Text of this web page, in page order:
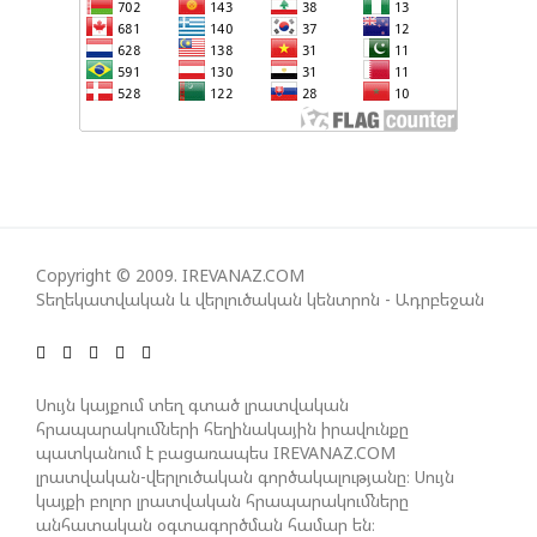
ՇԱՐՈՒՆԱԿՎՈՒՄ Է «ՄԵԾ ՎԵՐԱԴԱՐՁ» ԾՐԱԳՐԻ
ԻՐԱԿԱՆԱՑՈՒՄԸ
ՄԻԽԵԻԼ ԿԱՎԵԼԱՇՎԻԼԻ. ԱԴՐԲԵՋԱՆԸ, ԹՈՒՐՔԻԱՆ,
ՉԻՆԱՍՏԱՆԸ ԲԱՐՁՐ ԵՆ ԳՆԱՀԱՏՈՒՄ ՎՐԱՍՏԱՆԻ
ՉԵՉԵԼԱՇՎԻԼԻՆ ԱԴՐԲԵՋԱՆ-ԳԵՐՄԱՆԻԱ ԵՐԿԿՈՂՄ
ՌԱԶՄԱՎԱՐԱԿԱՆ ԳՈՐԾԸՆԿԵՐՈՒԹՅԱՆ ՄԱՍԻՆ
Copyright © 2009. IREVANAZ.COM
Տեղեկատվական և վերլուծական կենտրոն - Ադրբեջան
Սույն կայքում տեղ գտած լրատվական
հրապարակումների հեղինակային իրավունքը
պատկանում է բացառապես IREVANAZ.COM
լրատվական-վերլուծական գործակալությանը։ Սույն
կայքի բոլոր լրատվական հրապարակումները
անհատական օգտագործման համար են։